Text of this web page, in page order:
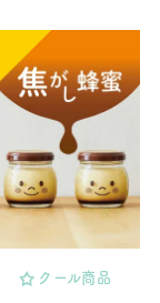
クール商品